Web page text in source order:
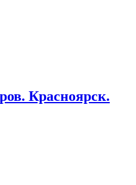
Красноярск.